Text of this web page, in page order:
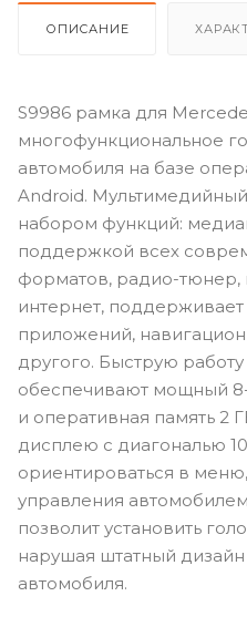
ОПИСАНИЕ
S9986 рамка для
многофункциональное
автомобиля на базе
Android.
набором функций:
поддержкой всех
форматов, радио-тюнер,
интернет, поддерживает
приложений,
другого. Быструю работу
обеспечивают мощный
и оперативная память 2
дисплею с диагональю
ориентироваться в
управления
позволит установить
нарушая штатный
автомобиля.